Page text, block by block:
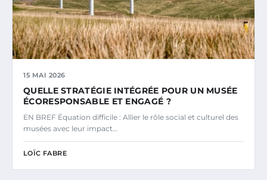
15 MAI 2026
QUELLE STRATÉGIE INTÉGRÉE POUR UN MUSÉE
ÉCORESPONSABLE ET ENGAGÉ ?
EN BREF Équation difficile : Allier le rôle social et culturel des
musées avec leur impact…
LOÏC FABRE